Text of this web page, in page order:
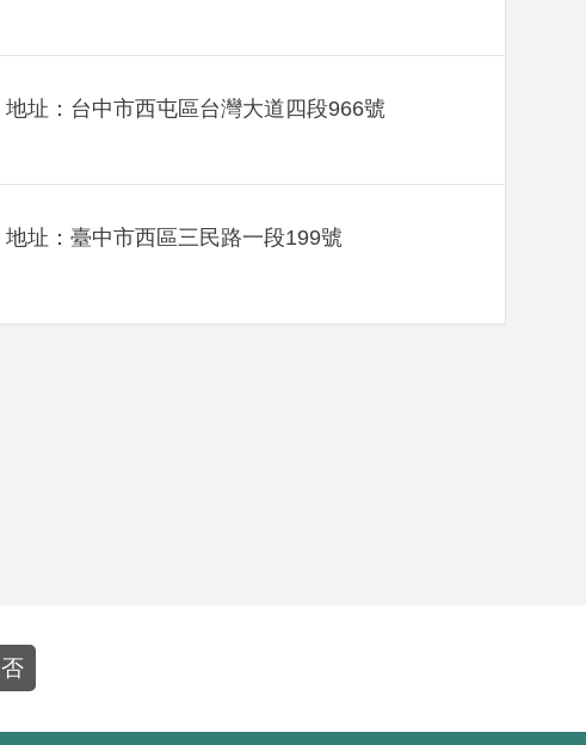
地址：台中市西屯區台灣大道四段966號
地址：臺中市西區三民路一段199號
否